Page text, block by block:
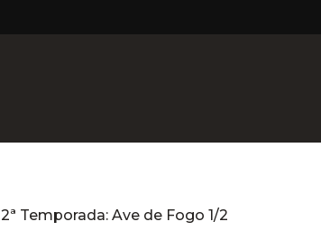
2ª Temporada: Ave de Fogo 1/2